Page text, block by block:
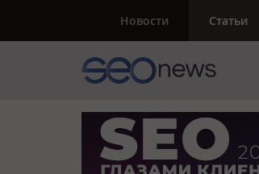
Новости Статьи